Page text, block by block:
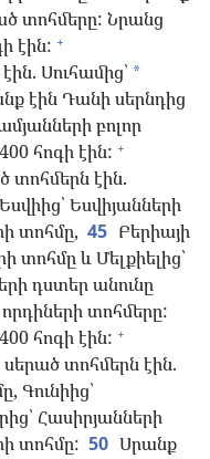
տոհմերը: Նրանց
էին: +
Սուհամից՝ *
էին Դանի սերնդից
բոլոր
հոգի էին: +
տոհմերն էին.
Եսվիյանների
տոհմը, 45 Բերիայի
տոհմը և Մելքիելից՝
դստեր անունը
տոհմերը:
հոգի էին: +
սերած տոհմերն էին.
Գունիից՝
Հասիրյանների
տոհմը: 50 Սրանք